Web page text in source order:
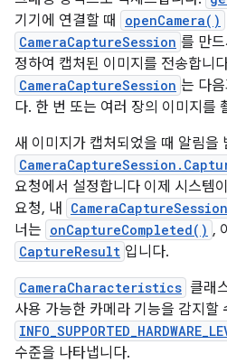
기기에 연결할 때
openCamera()
CameraCaptureSession 를 만
정하여 캡처된 이미지를 전송합니
CameraCaptureSession 는 다
다. 한 번 또는 여러 장의 이미지를
새 이미지가 캡처되었을 때 알림을
요청에서 설정합니다 이제 시스템
요청, 내
너는 onCaptureCompleted() ,
CaptureResult 입니다.
CameraCharacteristics 클래
사용 가능한 카메라 기능을 감지할
수준을 나타냅니다.